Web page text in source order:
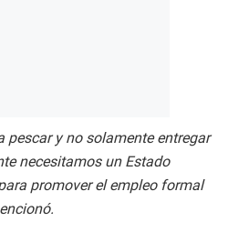
pescar y no solamente entregar
necesitamos un Estado
promover el empleo formal